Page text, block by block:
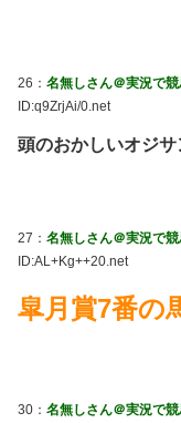
26： 名無しさん＠実況で競
ID:q9ZrjAi/0.net
頭のおかしいオジ
27： 名無しさん＠実況で競
ID:AL+Kg++20.net
皐月賞7番の
30： 名無しさん＠実況で競